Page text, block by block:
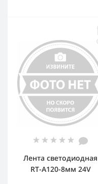
Лента светодиодная
RT-A120-8мм 24V